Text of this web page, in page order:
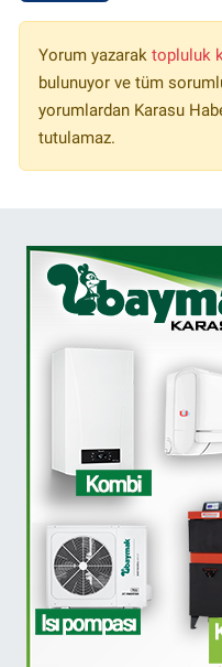
Yorum yazarak topluluk
bulunuyor ve tüm
yorumlardan Karasu
tutulamaz.